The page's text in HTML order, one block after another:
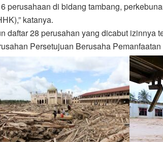
6 perusahaan di bidang tambang,
katanya.
daftar 28 perusahan yang dicabut izinnya
Persetujuan Berusaha